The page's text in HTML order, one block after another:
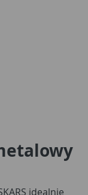
idealnie